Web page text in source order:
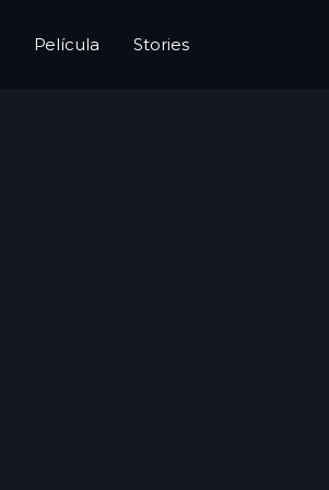
Película Stories